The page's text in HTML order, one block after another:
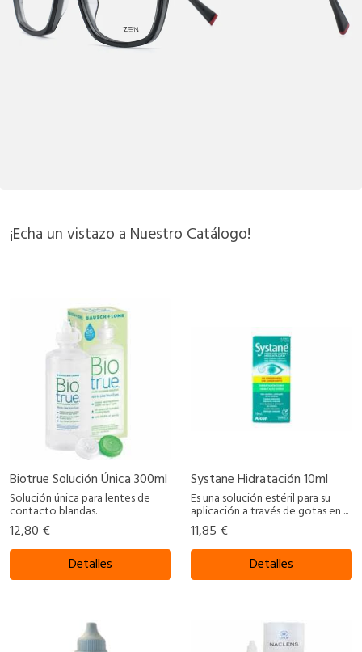
¡Echa un vistazo a Nuestro Catálogo!
Biotrue Solución Única 300ml
Solución única para lentes de
contacto blandas.
12,80 €
Detalles
Systane Hidratación 10ml
Es una solución estéril para su
aplicación a través de gotas en ...
11,85 €
Detalles